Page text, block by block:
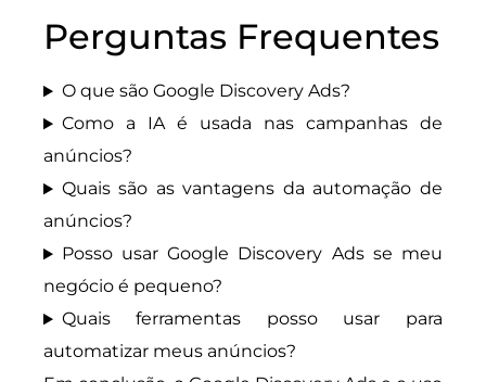
Perguntas Frequentes
O que são Google Discovery Ads?
Como a IA é usada nas campanhas de
anúncios?
Quais são as vantagens da automação de
anúncios?
Posso usar Google Discovery Ads se meu
negócio é pequeno?
Quais ferramentas posso usar para
automatizar meus anúncios?